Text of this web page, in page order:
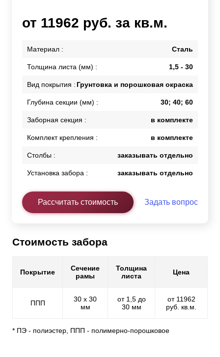
от 11962 руб. за кв.м.
Материал : Сталь
Толщина листа (мм) : 1,5 - 30
Вид покрытия : Грунтовка и порошковая окраска
Глубина секции (мм) : 30; 40; 60
Заборная секция : в комплекте
Комплект крепления : в комплекте
Столбы : заказывать отдельно
Установка забора : заказывать отдельно
Рассчитать стоимость Задать вопрос
Стоимость забора
Покрытие
Сечение
рамы
Толщина
листа
Цена
ППП
30 х 30
мм
от 1,5 до
30 мм
от 11962
руб. кв.м.
* ПЭ - полиэстер, ППП - полимерно-порошковое